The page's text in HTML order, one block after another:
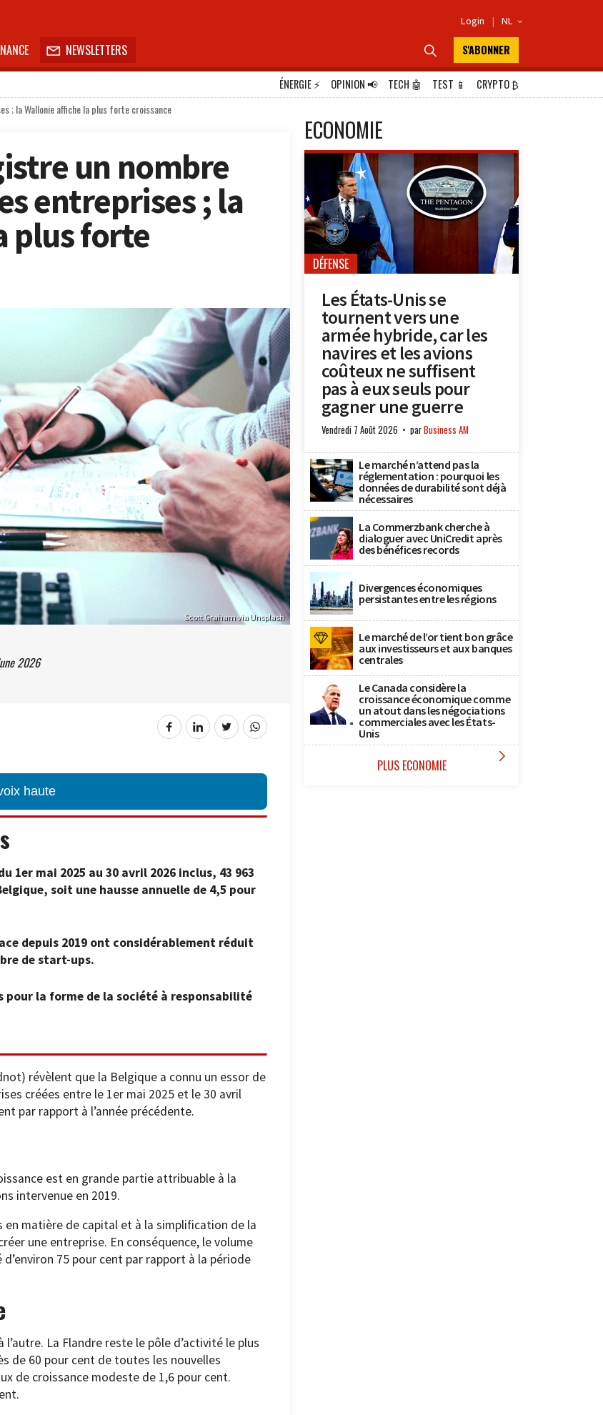
Login | NL 
 NEWSLETTERS  S'ABONNER
ÉNERGIE⚡ OPINION📢 TECH 🤖 TEST 📱 CRYPTO₿
; la Wallonie affiche la plus forte croissance
un nombre
entreprises ; la
plus forte
Scott Graham via Unsplash
2026
haute
1er mai 2025 au 30 avril 2026 inclus, 43 963
soit une hausse annuelle de 4,5 pour
depuis 2019 ont considérablement réduit
de start-ups.
pour la forme de la société à responsabilité
révèlent que la Belgique a connu un essor de
créées entre le 1er mai 2025 et le 30 avril
par rapport à l’année précédente.
est en grande partie attribuable à la
intervenue en 2019.
en matière de capital et à la simplification de la
une entreprise. En conséquence, le volume
75 pour cent par rapport à la période
La Flandre reste le pôle d’activité le plus
de 60 pour cent de toutes les nouvelles
de croissance modeste de 1,6 pour cent.
ECONOMIE
DÉFENSE
Les États-Unis se
tournent vers une
armée hybride, car les
navires et les avions
coûteux ne suffisent
pas à eux seuls pour
gagner une guerre
Vendredi 7 Août 2026 parBusiness AM
Le marché n’attend pas la
réglementation : pourquoi les
données de durabilité sont déjà
nécessaires
La Commerzbank cherche à
dialoguer avec UniCredit après
des bénéfices records
Divergences économiques
persistantes entre les régions
Le marché de l’or tient bon grâce
aux investisseurs et aux banques
centrales
Le Canada considère la
croissance économique comme
un atout dans les négociations
commerciales avec les États-
Unis
PLUS ECONOMIE 